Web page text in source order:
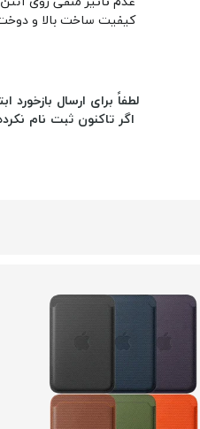
کیفیت ساخت بالا و
لطفاً برای ارسال
اگر تاکنون ثبت نام